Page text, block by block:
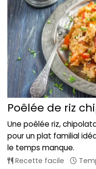
Poêlée de riz
Une poêlée riz,
pour un plat familial
le temps manque.
Recette facile